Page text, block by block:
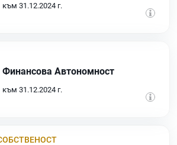
към 31.12.2024 г.
Финансова Автономност
към 31.12.2024 г.